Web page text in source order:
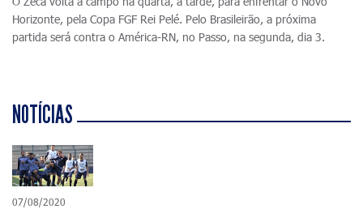
Horizonte, pela Copa FGF Rei Pelé. Pelo Brasileirão, a próxima
partida será contra o América-RN, no Passo, na segunda, dia 3.
NOTÍCIAS
07/08/2020